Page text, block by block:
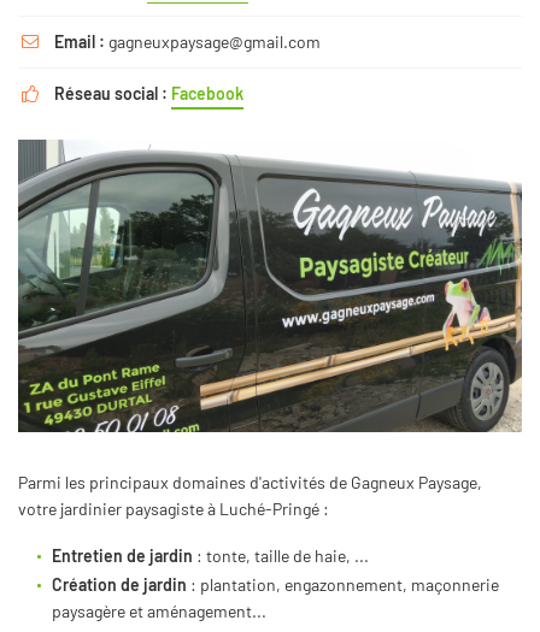
 Email : gagneuxpaysage@gmail.com
 Réseau social : Facebook
Parmi les principaux domaines d'activités de Gagneux Paysage,
votre jardinier paysagiste à Luché-Pringé :
Entretien de jardin : tonte, taille de haie, ...
Création de jardin : plantation, engazonnement, maçonnerie
paysagère et aménagement...